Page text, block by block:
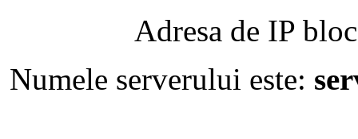
Adresa de IP
Numele serverului este: